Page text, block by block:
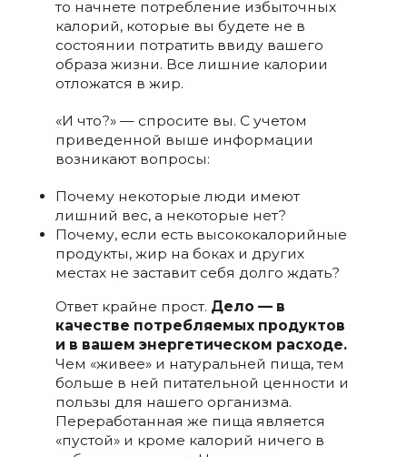
то начнете потребление избыточных
калорий, которые вы будете не в
состоянии потратить ввиду вашего
образа жизни. Все лишние калории
отложатся в жир.
«И что?» — спросите вы. С учетом
приведенной выше информации
возникают вопросы:
Почему некоторые люди имеют
лишний вес, а некоторые нет?
Почему, если есть высококалорийные
продукты, жир на боках и других
местах не заставит себя долго ждать?
Ответ крайне прост. Дело — в
качестве потребляемых продуктов
и в вашем энергетическом расходе.
Чем «живее» и натуральней пища, тем
больше в ней питательной ценности и
пользы для нашего организма.
Переработанная же пища является
«пустой» и кроме калорий ничего в